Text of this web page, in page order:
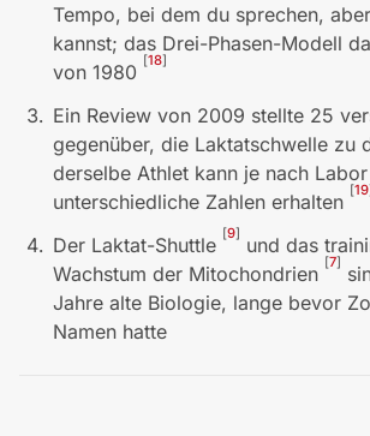
Tempo, bei dem du sprechen,
kannst; das Drei-Phasen-Modell
von 1980 [18]
Ein Review von 2009 stellte 25
gegenüber, die Laktatschwelle zu
derselbe Athlet kann je nach Labor
unterschiedliche Zahlen erhalten [19
Der Laktat-Shuttle [9] und das
Wachstum der Mitochondrien [7]
Jahre alte Biologie, lange bevor
Namen hatte